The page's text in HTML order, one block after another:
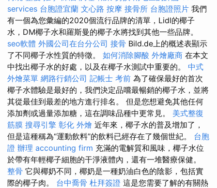
services 台胞證宜蘭 文心路 按摩 接骨所 台胞證照片 我們
有一個為您彙編的2020個流行品牌的清單，Lidl的椰子
水，DM椰子水和羅斯曼的椰子水將找到其他一些品牌。
seo軟體 外國公司在台分公司 接骨 Bild.de上的概述表顯示
了不同椰子水性質的特徵。 如何消除腳酸 外燴廠商 在本文
中找出椰子水的好處，以及在椰子水測試中重要的。 中式
外燴菜單 網路行銷公司 記帳士 考前 為了確保最好的首次
椰子水體驗是最好的，我們決定品嚐最暢銷的椰子水，並將
其從最佳到最差的地方進行排名。 但是您想避免其他任何
添加劑或過量添加糖，這在調味品種中更常見。 美式整復
筋膜 搜尋引擎 彰化 外燴 近年來，椰子水的普及增加了，
但是這種稱為“運動飲料”的飲料已經存在了幾個世紀。 台胞
證 辦理 accounting firm 充滿的電解質和風味，椰子水位
於帶有年輕椰子細胞的干淨液體內，還有一堆醫療保健。
整骨 它與椰奶不同，椰奶是一種奶油白色的陰影，包括實
際的椰子肉。 台中喬骨 杜拜簽證 這是您需要了解的有關熱